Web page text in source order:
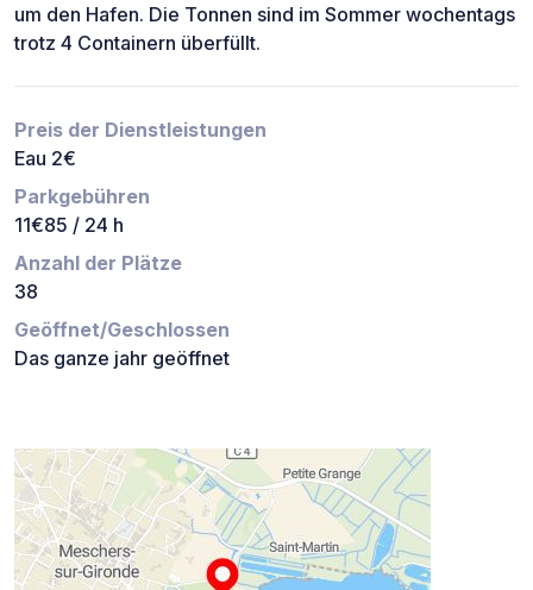
um den Hafen. Die Tonnen sind im Sommer wochentags
trotz 4 Containern überfüllt.
Preis der Dienstleistungen
Eau 2€
Parkgebühren
11€85 / 24 h
Anzahl der Plätze
38
Geöffnet/Geschlossen
Das ganze jahr geöffnet